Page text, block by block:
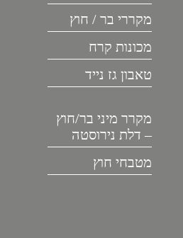
מקררי בר / חוץ
מכונות קרח
טאבון גז נייד
מקרר מיני בר/חוץ
– דלת נירוסטה
מטבחי חוץ